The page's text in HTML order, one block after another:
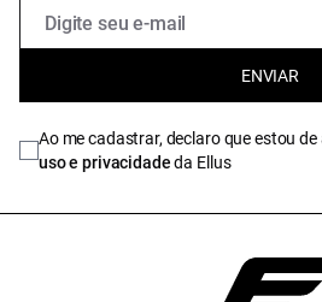
ENVIAR
Ao me cadastrar, declaro que estou
uso e privacidadeda Ellus